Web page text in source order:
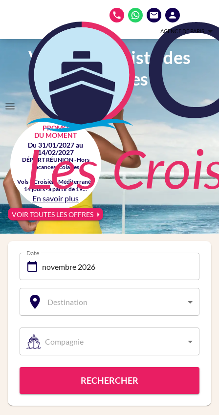
AGENCE DE PARIS
Votre spécialiste des
croisières
PROMO
DU MOMENT
Du 31/01/2027 au
14/02/2027
DÉPART RÉUNION · Hors
vacances scolaires
Vols + Croisière Méditerranée
14 jours · à partir de 19...
En savoir plus
VOIR TOUTES LES OFFRES
Date
Destination
Compagnie
RECHERCHER